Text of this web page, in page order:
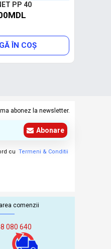
PP 40
ÎN COŞ
abonez la newsletter.
Abonare
cu Termeni & Conditii
comenzii
080 640